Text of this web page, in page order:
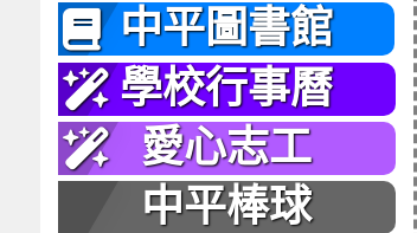
中平圖書館
學校行事曆
愛心志工
中平棒球